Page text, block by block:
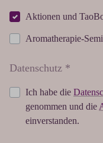
Aktionen und
Aromatherapie-
Datenschutz *
Ich habe die
genommen und die
einverstanden.